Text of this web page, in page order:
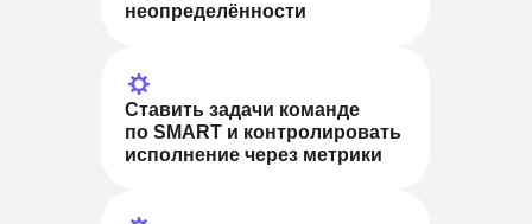
неопределённости
Ставить задачи команде
по SMART и контролировать
исполнение через метрики